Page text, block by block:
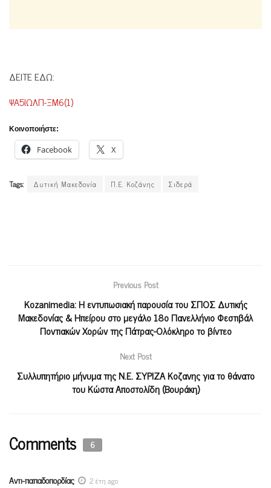
ΔΕΙΤΕ ΕΔΩ:
ΨΑ5ΙΩΛΠ-ΞΜ6(1)
Κοινοποιήστε:
Facebook X
Tags: Δυτική Μακεδονία Π.Ε. Κοζάνης Σιδερά
Previous Post
Κozanimedia: Η εντυπωσιακή παρουσία του ΣΠΟΣ Δυτικής
Μακεδονίας & Ηπείρου στο μεγάλο 18ο Πανελλήνιο Φεστιβάλ
Ποντιακών Χορών της Πάτρας-Ολόκληρο το βίντεο
Next Post
Συλλυπητήριο μήνυμα της Ν.Ε. ΣΥΡΙΖΑ Κοζανης για το θάνατο
του Κώστα Αποστολίδη (Βουράκη)
Comments 6
Αντι-παπαδοπορδίας 2 έτη ago